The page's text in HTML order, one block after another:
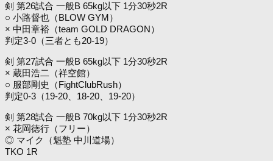
剣 第26試合 一般B 65kg以下 1分30秒2R
○ 小路督也（BLOW GYM）
× 中田章裕（team GOLD DRAGON）
判定3-0（三者とも20-19）
剣 第27試合 一般B 65kg以下 1分30秒2R
× 蔵田浩二（祥空館）
○ 服部剛史（FightClubRush）
判定0-3（19-20、18-20、19-20）
剣 第28試合 一般B 70kg以下 1分30秒2R
× 花岡徳行（フリー）
◎ マイク（魁塾 中川道場）
TKO 1R